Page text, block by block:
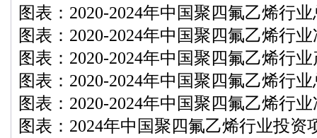
图表：2020-2024年中国聚四氟乙烯行
图表：2020-2024年中国聚四氟乙烯行
图表：2020-2024年中国聚四氟乙烯行
图表：2020-2024年中国聚四氟乙烯行
图表：2020-2024年中国聚四氟乙烯行
图表：2024年中国聚四氟乙烯行业投资